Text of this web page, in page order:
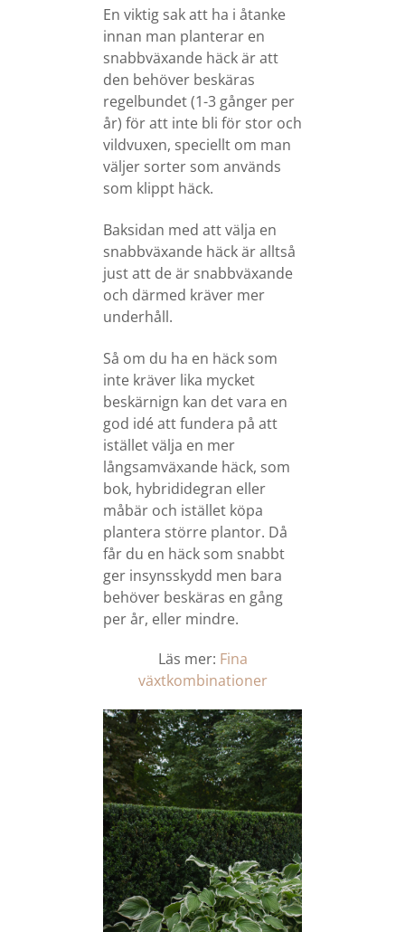
En viktig sak att ha i åtanke
innan man planterar en
snabbväxande häck är att
den behöver beskäras
regelbundet (1-3 gånger per
år) för att inte bli för stor och
vildvuxen, speciellt om man
väljer sorter som används
som klippt häck.
Baksidan med att välja en
snabbväxande häck är alltså
just att de är snabbväxande
och därmed kräver mer
underhåll.
Så om du ha en häck som
inte kräver lika mycket
beskärnign kan det vara en
god idé att fundera på att
istället välja en mer
långsamväxande häck, som
bok, hybrididegran eller
måbär och istället köpa
plantera större plantor. Då
får du en häck som snabbt
ger insynsskydd men bara
behöver beskäras en gång
per år, eller mindre.
Läs mer: Fina
växtkombinationer